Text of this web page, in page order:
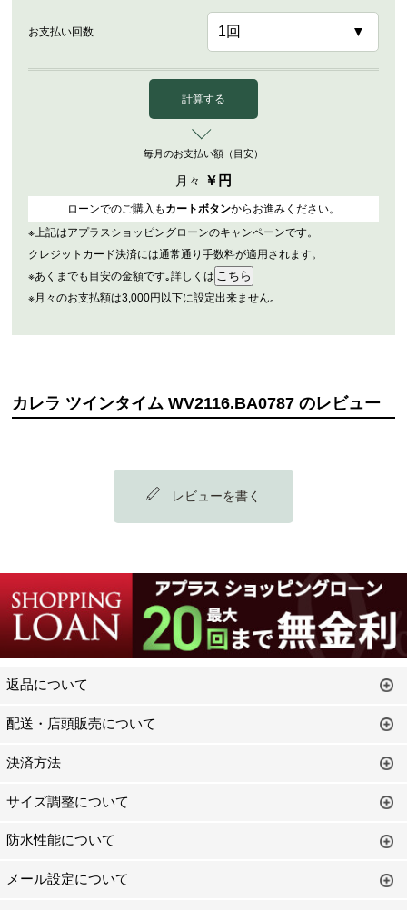
お支払い回数
計算する
毎月のお支払い額（目安）
月々 ￥ 円
ローンでのご購入も カートボタンからお進みください。
※上記はアプラスショッピングローンのキャンペーンです。
クレジットカード決済には通常通り手数料が適用されます。
※あくまでも目安の金額です｡詳しくは
※月々のお支払額は3,000円以下に設定出来ません｡
カレラ ツインタイム WV2116.BA0787 のレビュー
レビューを書く
返品について
配送・店頭販売について
決済方法
サイズ調整について
防水性能について
メール設定について